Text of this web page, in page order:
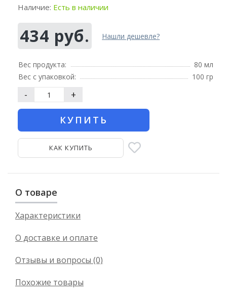
Наличие: Есть в наличии
434 руб. Нашли дешевле?
Вес продукта:
80 мл
Вес с упаковкой:
100 гр
- +
КУПИТЬ
КАК КУПИТЬ
О товаре
Характеристики
О доставке и оплате
Отзывы и вопросы (0)
Похожие товары